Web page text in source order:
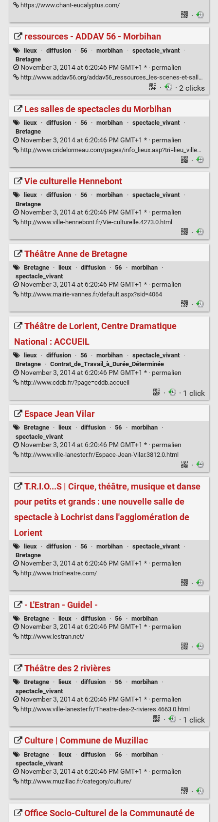
https://www.chant-eucalyptus.com/
·
ressources - ADDAV 56 - Morbihan
lieux · diffusion · 56 · morbihan · spectacle_vivant
·
Bretagne
November 3, 2014 at 6:20:46 PM GMT+1 * · permalien
http://www.addav56.org/addav56_ressources_les-scenes-et-salles.htm
· · 2 clicks
Les salles de spectacles du Morbihan
lieux · diffusion · 56 · morbihan · spectacle_vivant
·
Bretagne
November 3, 2014 at 6:20:46 PM GMT+1 * · permalien
http://www.cridelormeau.com/pages/info_lieux.asp?tri=lieu_ville&region=56
·
Vie culturelle Hennebont
lieux · diffusion · 56 · morbihan · spectacle_vivant
·
Bretagne
November 3, 2014 at 6:20:46 PM GMT+1 * · permalien
http://www.ville-hennebont.fr/Vie-culturelle.4273.0.html
·
Théâtre Anne de Bretagne
Bretagne · lieux · diffusion · 56 · morbihan
·
spectacle_vivant
November 3, 2014 at 6:20:46 PM GMT+1 * · permalien
http://www.mairie-vannes.fr/default.aspx?sid=4064
·
Théâtre de Lorient, Centre Dramatique
National : ACCUEIL
lieux · diffusion · 56 · morbihan · spectacle_vivant
·
Bretagne
· Contrat_de_Travail_à_Durée_Déterminée
November 3, 2014 at 6:20:46 PM GMT+1 * · permalien
http://www.cddb.fr/?page=cddb.accueil
· · 1 click
Espace Jean Vilar
Bretagne · lieux · diffusion · 56 · morbihan
·
spectacle_vivant
November 3, 2014 at 6:20:46 PM GMT+1 * · permalien
http://www.ville-lanester.fr/Espace-Jean-Vilar.3812.0.html
·
T.R.I.O...S | Cirque, théâtre, musique et danse
pour petits et grands : une nouvelle salle de
spectacle à Lochrist dans l'agglomération de
Lorient
lieux · diffusion · 56 · morbihan · spectacle_vivant
·
Bretagne
November 3, 2014 at 6:20:46 PM GMT+1 * · permalien
http://www.triotheatre.com/
·
- L'Estran - Guidel -
Bretagne · lieux · diffusion · 56 · morbihan
November 3, 2014 at 6:20:46 PM GMT+1 * · permalien
http://www.lestran.net/
·
Théâtre des 2 rivières
Bretagne · lieux · diffusion · 56 · morbihan
·
spectacle_vivant
November 3, 2014 at 6:20:46 PM GMT+1 * · permalien
http://www.ville-lanester.fr/Theatre-des-2-rivieres.4663.0.html
· · 1 click
Culture | Commune de Muzillac
Bretagne · lieux · diffusion · 56 · morbihan
·
spectacle_vivant
November 3, 2014 at 6:20:46 PM GMT+1 * · permalien
http://www.muzillac.fr/category/culture/
·
Office Socio-Culturel de la Communauté de